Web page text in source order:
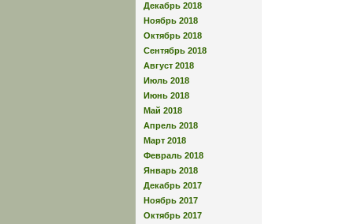
Декабрь 2018
Ноябрь 2018
Октябрь 2018
Сентябрь 2018
Август 2018
Июль 2018
Июнь 2018
Май 2018
Апрель 2018
Март 2018
Февраль 2018
Январь 2018
Декабрь 2017
Ноябрь 2017
Октябрь 2017